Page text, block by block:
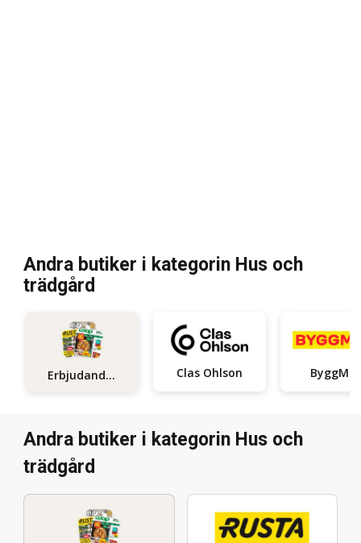
Andra butiker i kategorin Hus och
trädgård
Erbjudanden Clas Ohlson
Andra butiker i kategorin Hus och
trädgård